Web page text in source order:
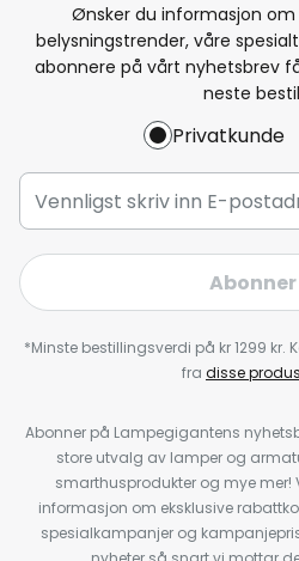
Ønsker du informasjon
belysningstrender, våre
abonnere på vårt nyhetsbrev
neste
Privatkunde
*Minste bestillingsverdi på kr 1299 kr.
fra disse
Abonner på Lampegigantens
store utvalg av lamper og
smarthusprodukter og mye
informasjon om eksklusive
spesialkampanjer og